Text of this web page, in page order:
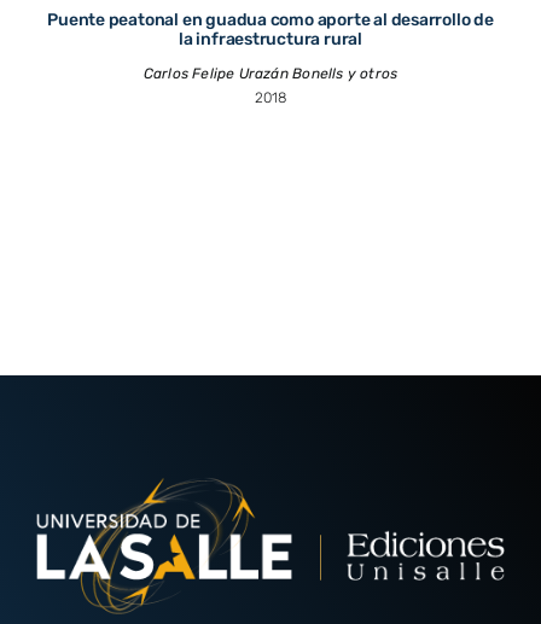
Puente peatonal en guadua como aporte al desarrollo de
la infraestructura rural
Carlos Felipe Urazán Bonells y otros
2018